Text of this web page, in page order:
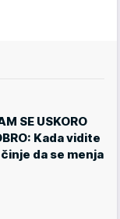
SE USKORO
Kada vidite
da se menja